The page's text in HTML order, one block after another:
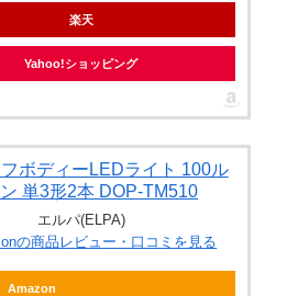
楽天
Yahoo!ショッピング
ボディーLEDライト 100ル
単3形2本 DOP-TM510
エルパ(ELPA)
の商品レビュー・口コミを見る
Amazon